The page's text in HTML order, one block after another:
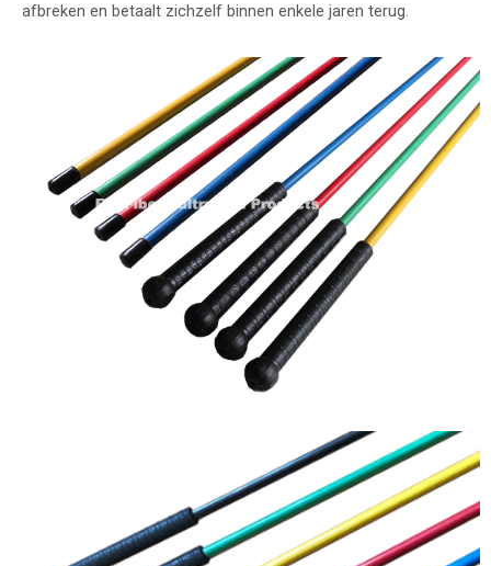
afbreken en betaalt zichzelf binnen enkele jaren terug.